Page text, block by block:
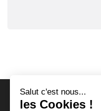
Salut c'est nous...
les Cookies !